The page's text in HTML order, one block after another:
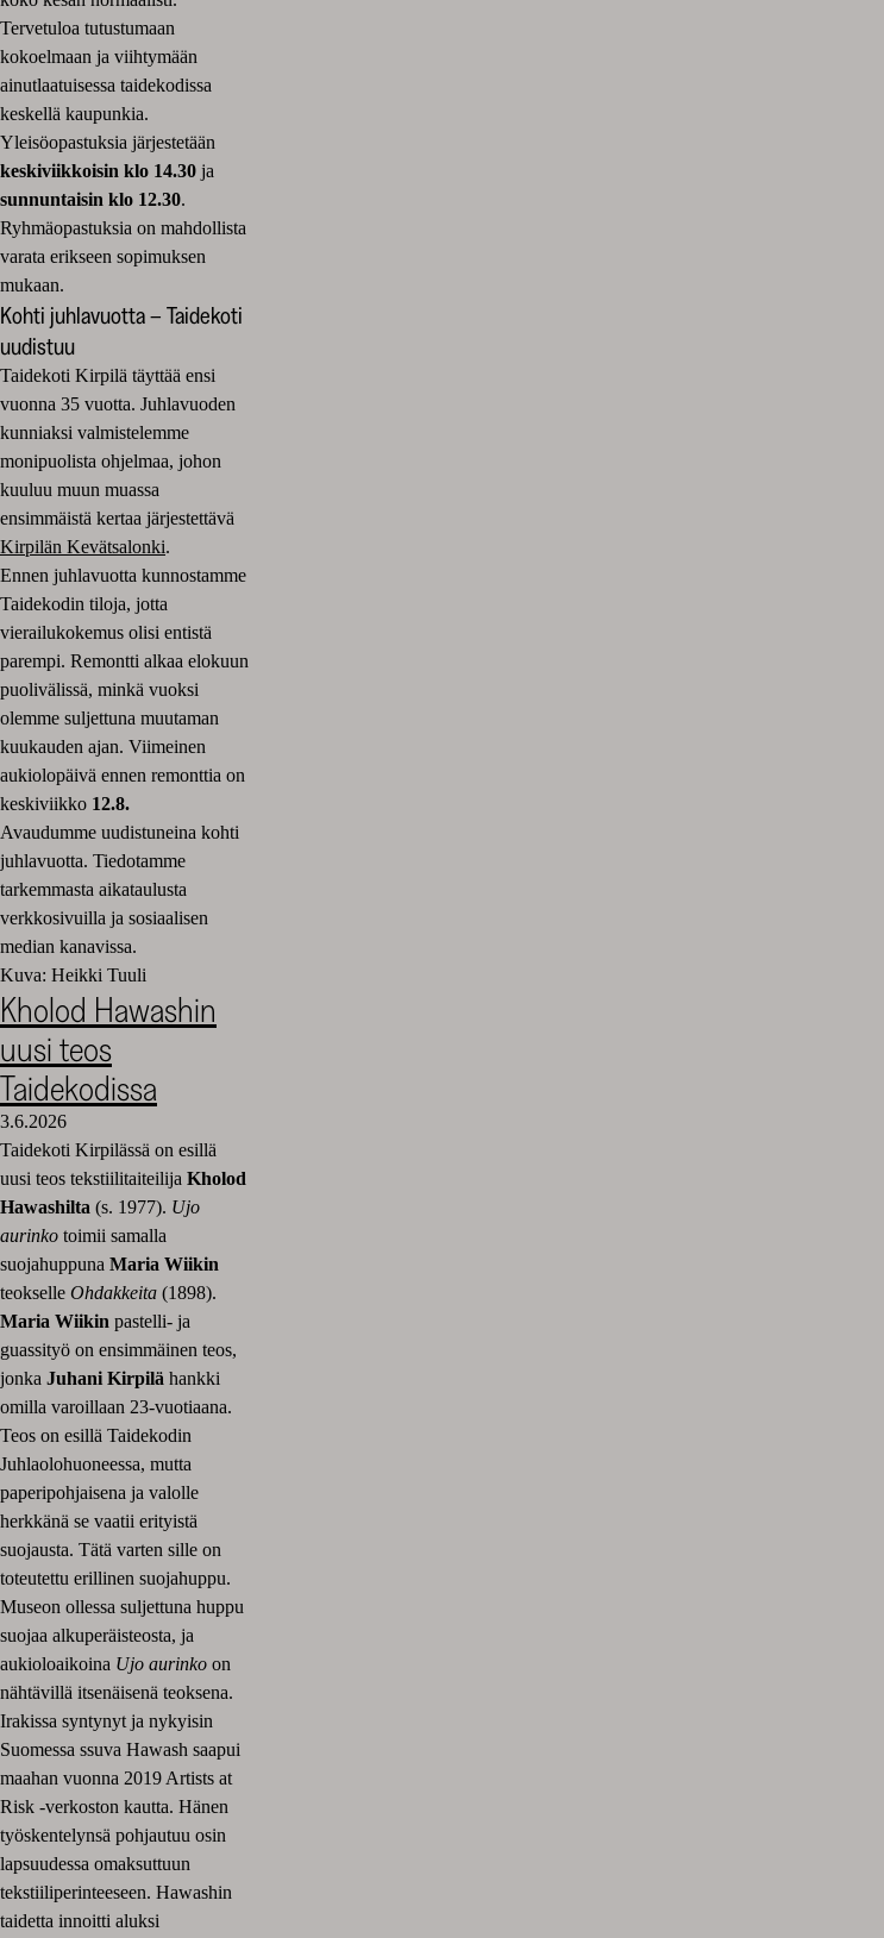
Tervetuloa tutustumaan
kokoelmaan ja viihtymään
ainutlaatuisessa taidekodissa
keskellä kaupunkia.
Yleisöopastuksia järjestetään
keskiviikkoisin klo 14.30 ja
sunnuntaisin klo 12.30.
Ryhmäopastuksia on mahdollista
varata erikseen sopimuksen
mukaan.
Kohti juhlavuotta – Taidekoti
uudistuu
Taidekoti Kirpilä täyttää ensi
vuonna 35 vuotta. Juhlavuoden
kunniaksi valmistelemme
monipuolista ohjelmaa, johon
kuuluu muun muassa
ensimmäistä kertaa järjestettävä
Kirpilän Kevätsalonki.
Ennen juhlavuotta kunnostamme
Taidekodin tiloja, jotta
vierailukokemus olisi entistä
parempi. Remontti alkaa elokuun
puolivälissä, minkä vuoksi
olemme suljettuna muutaman
kuukauden ajan. Viimeinen
aukiolopäivä ennen remonttia on
keskiviikko 12.8.
Avaudumme uudistuneina kohti
juhlavuotta. Tiedotamme
tarkemmasta aikataulusta
verkkosivuilla ja sosiaalisen
median kanavissa.
Kuva: Heikki Tuuli
Kholod Hawashin
uusi teos
Taidekodissa
3.6.2026
Taidekoti Kirpilässä on esillä
uusi teos tekstiilitaiteilija Kholod
Hawashilta (s. 1977). Ujo
aurinko toimii samalla
suojahuppuna Maria Wiikin
teokselle Ohdakkeita (1898).
Maria Wiikin pastelli- ja
guassityö on ensimmäinen teos,
jonka Juhani Kirpilä hankki
omilla varoillaan 23-vuotiaana.
Teos on esillä Taidekodin
Juhlaolohuoneessa, mutta
paperipohjaisena ja valolle
herkkänä se vaatii erityistä
suojausta. Tätä varten sille on
toteutettu erillinen suojahuppu.
Museon ollessa suljettuna huppu
suojaa alkuperäisteosta, ja
aukioloaikoina Ujo aurinko on
nähtävillä itsenäisenä teoksena.
Irakissa syntynyt ja nykyisin
Suomessa ssuva Hawash saapui
maahan vuonna 2019 Artists at
Risk -verkoston kautta. Hänen
työskentelynsä pohjautuu osin
lapsuudessa omaksuttuun
tekstiiliperinteeseen. Hawashin
taidetta innoitti aluksi